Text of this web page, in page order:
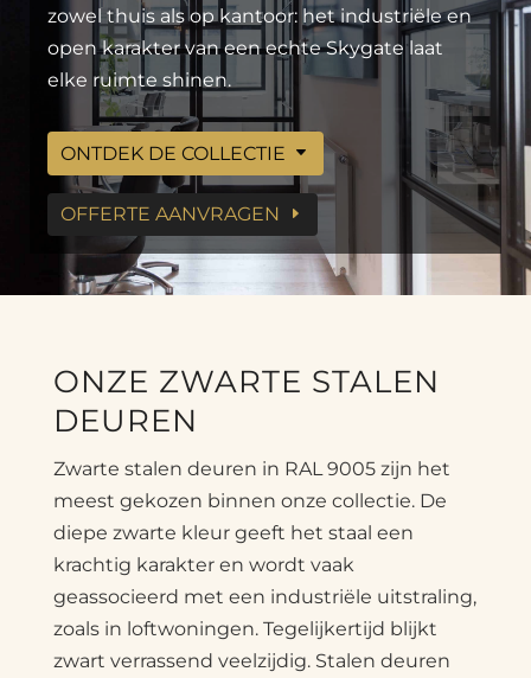
zowel thuis als op kantoor: het industriële en
open karakter van een echte Skygate laat
elke ruimte shinen.
ONTDEK DE COLLECTIE
OFFERTE AANVRAGEN
ONZE ZWARTE STALEN
DEUREN
Zwarte stalen deuren in RAL 9005 zijn het
meest gekozen binnen onze collectie. De
diepe zwarte kleur geeft het staal een
krachtig karakter en wordt vaak
geassocieerd met een industriële uitstraling,
zoals in loftwoningen. Tegelijkertijd blijkt
zwart verrassend veelzijdig. Stalen deuren